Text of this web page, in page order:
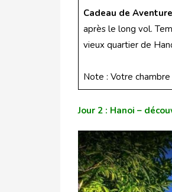
Cadeau de
après le long vol.
vieux quartier de
Note : Votre
Jour 2 : Hanoi –